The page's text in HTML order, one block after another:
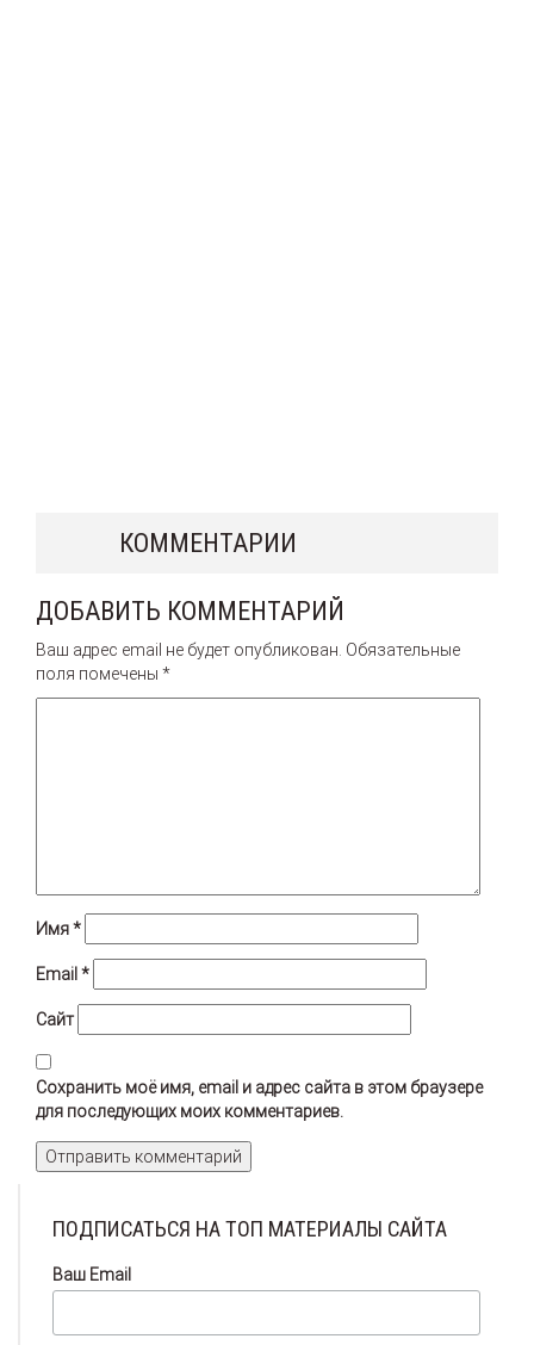
КОММЕНТАРИИ
ДОБАВИТЬ КОММЕНТАРИЙ
Ваш адрес email не будет опубликован. Обязательные
поля помечены *
Имя*
Email *
Сайт
Сохранить моё имя, email и адрес сайта в этом браузере
для последующих моих комментариев.
ПОДПИСАТЬСЯ НА ТОП МАТЕРИАЛЫ САЙТА
Ваш Email